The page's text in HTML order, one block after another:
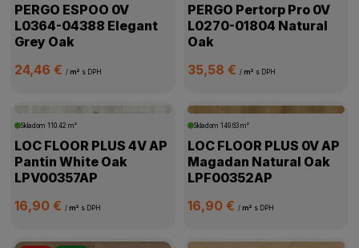
PERGO ESPOO 0V
L0364-04388 Elegant
Grey Oak
24,46 €/ m² s DPH
PERGO Pertorp Pro 0V
L0270-01804 Natural
Oak
35,58 € / m² s DPH
Skladom110.42 m²
LOC FLOOR PLUS 4V AP
Pantin White Oak
LPV00357AP
16,90 €/ m² s DPH
Skladom 149.63 m²
LOC FLOOR PLUS 0V AP
Magadan Natural Oak
LPF00352AP
16,90 € / m² s DPH